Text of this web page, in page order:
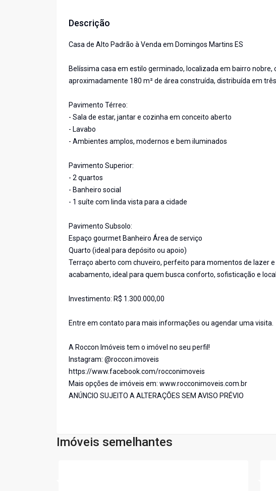
Descrição
Casa de Alto Padrão à Venda em Domingos Martins ES
Belíssima casa em estilo germinado, localizada em bairro
aproximadamente 180 m² de área construída, distribuída em
Pavimento Térreo:
- Sala de estar, jantar e cozinha em conceito aberto
- Lavabo
- Ambientes amplos, modernos e bem iluminados
Pavimento Superior:
- 2 quartos
- Banheiro social
- 1 suíte com linda vista para a cidade
Pavimento Subsolo:
Espaço gourmet Banheiro Área de serviço
Quarto (ideal para depósito ou apoio)
Terraço aberto com chuveiro, perfeito para momentos de lazer
acabamento, ideal para quem busca conforto, sofisticação e
Investimento: R$ 1.300.000,00
Entre em contato para mais informações ou agendar uma visita.
A Roccon Imóveis tem o imóvel no seu perfil!
Instagram: @roccon.imoveis
https://www.facebook.com/rocconimoveis
Mais opções de imóveis em: www.rocconimoveis.com.br
ANÚNCIO SUJEITO A ALTERAÇÕES SEM AVISO PRÉVIO
Imóveis semelhantes